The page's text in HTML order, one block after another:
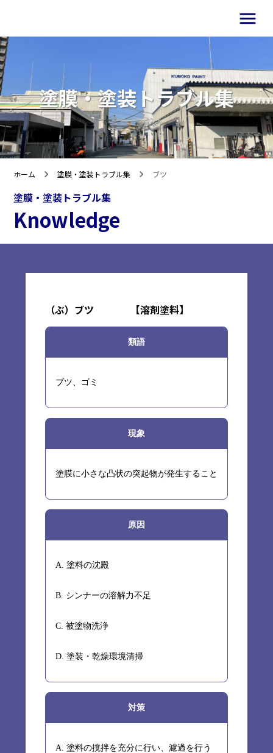
塗膜・塗装トラブル集
ホーム 塗膜・塗装トラブル集 ブツ
塗膜・塗装トラブル集
Knowledge
（ぶ） ブツ 【溶剤塗料】
類語
ブツ、ゴミ
現象
塗膜に小さな凸状の突起物が発生すること
原因
A. 塗料の沈殿
B. シンナーの溶解力不足
C. 被塗物洗浄
D. 塗装・乾燥環境清掃
対策
A. 塗料の撹拌を充分に行い、濾過を行う